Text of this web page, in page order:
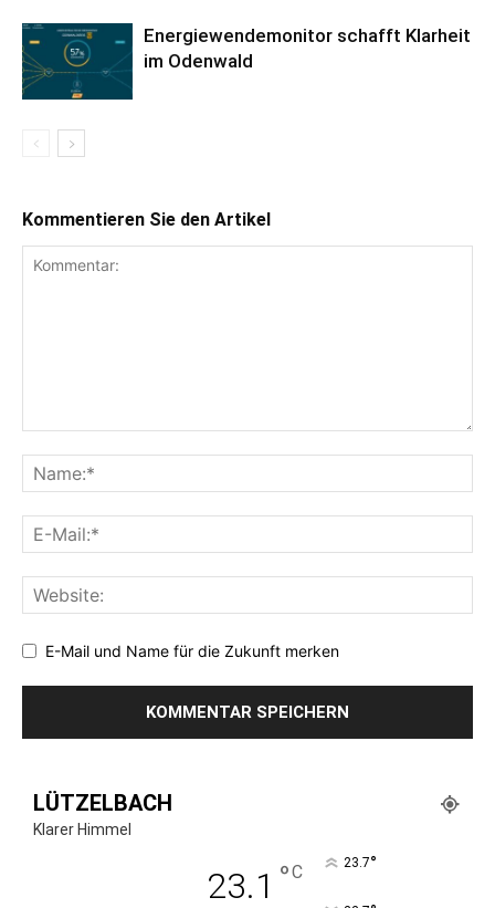
Energiewendemonitor schafft Klarheit
im Odenwald
Kommentieren Sie den Artikel
E-Mail und Name für die Zukunft merken
LÜTZELBACH
Klarer Himmel
23.1 °C 23.7°